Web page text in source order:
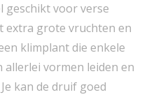
geschikt voor verse
extra grote vruchten en
klimplant die enkele
allerlei vormen leiden en
kan de druif goed